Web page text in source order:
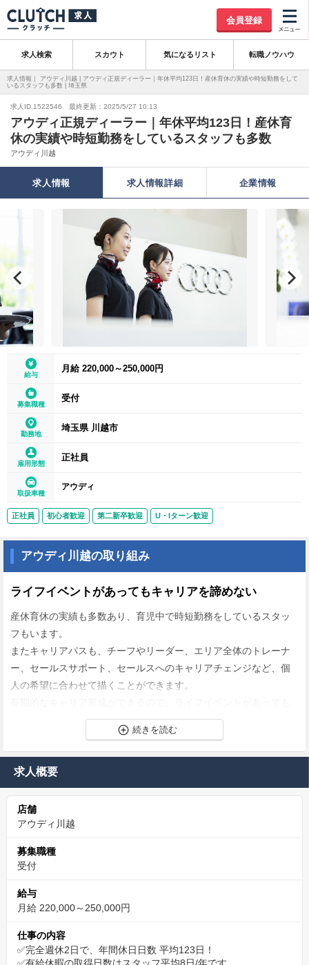
会員登録
求人検索 スカウト 気になるリスト 転職ノウハウ
求人情報｜ アウディ川越 | アウディ正規ディーラー｜年休平均123日！産休育休の実績や時短勤務をして
いるスタッフも多数 | 埼玉県
求人ID.1522546 最終更新：2025/5/27 10:13
アウディ正規ディーラー｜年休平均123日！産休育
休の実績や時短勤務をしているスタッフも多数
アウディ川越
求人情報 求人情報詳細 企業情報
給与
月給 220,000～250,000円
募集職種
受付
勤務地
埼玉県 川越市
雇用形態
正社員
取扱車種
アウディ
正社員 初心者歓迎 第二新卒歓迎 U・Iターン歓迎
アウディ川越の取り組み
ライフイベントがあってもキャリアを諦めない
産休育休の実績も多数あり、育児中で時短勤務をしているスタッ
フもいます。
またキャリアパスも、チーフやリーダー、エリア全体のトレーナ
ー、セールスサポート、セールスへのキャリアチェンジなど、個
人の希望に合わせて描くことができます。
キャリアを諦めずに働き続けることができる会社です。
チームワークを大切にし、助け合う文化です
混雑時には部署間を越えて協力し、お客様にスムーズなサービス
受付スタッフ同士の関係も良好で、困ったときにお互いに助け合
う文化が育まれています。
年間休日日数 平均123日！長期休暇があり、冠婚葬祭
年間平均休暇日数123日（年間休日115日＋有給休暇平均取得8
例年の実績でお盆休みが3~4連休、年末年始は7~9連休と長期休暇
もございます。
求人概要
店舗
アウディ川越
募集職種
受付
給与
月給 220,000～250,000円
仕事の内容
✅完全週休2日で、年間休日日数 平均123日！